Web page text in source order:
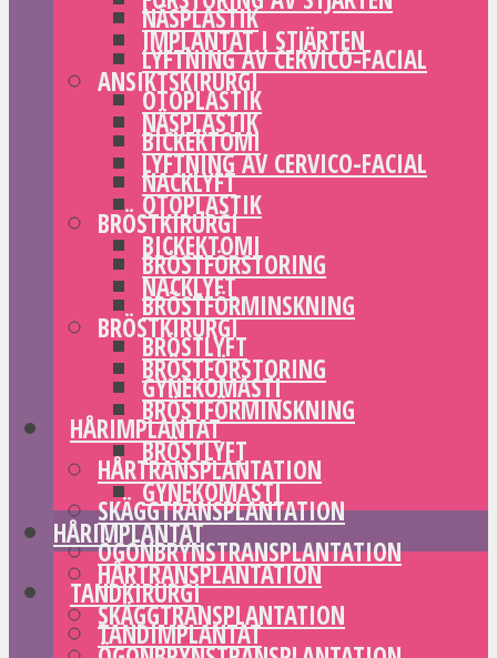
NÄSPLASTIK
LYFTNING AV CERVICO-FACIAL
OTOPLASTIK
BICKEKTOMI
NACKLYFT
BRÖSTKIRURGI
BRÖSTFÖRSTORING
BRÖSTFÖRMINSKNING
BRÖSTLYFT
GYNEKOMASTI
HÅRIMPLANTAT
HÅRTRANSPLANTATION
SKÄGGTRANSPLANTATION
ÖGONBRYNSTRANSPLANTATION
TANDKIRURGI
TANDIMPLANTAT
IMPLANTAT I STJÄRTEN
ANSIKTSKIRURGI
NÄSPLASTIK
LYFTNING AV CERVICO-FACIAL
OTOPLASTIK
BICKEKTOMI
NACKLYFT
BRÖSTKIRURGI
BRÖSTFÖRSTORING
BRÖSTFÖRMINSKNING
BRÖSTLYFT
GYNEKOMASTI
HÅRIMPLANTAT
HÅRTRANSPLANTATION
SKÄGGTRANSPLANTATION